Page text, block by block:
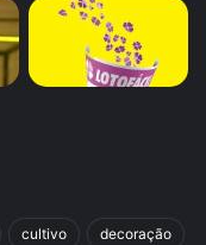
cultivo decoração